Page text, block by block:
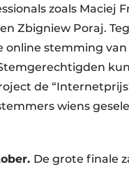
zoals Maciej
Zbigniew Poraj.
stemming van
de
wiens
De grote finale